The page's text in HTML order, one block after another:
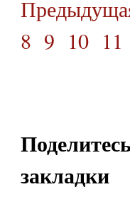
8 9 10 11
закладки